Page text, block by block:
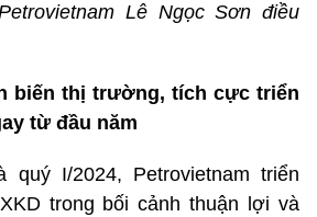
Lê Ngọc Sơn điều
biến thị trường, tích cực triển
từ đầu năm
quý I/2024, Petrovietnam triển
trong bối cảnh thuận lợi và